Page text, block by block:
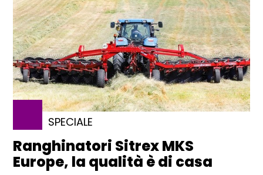
SPECIALE
Ranghinatori Sitrex MKS
Europe, la qualità è di casa